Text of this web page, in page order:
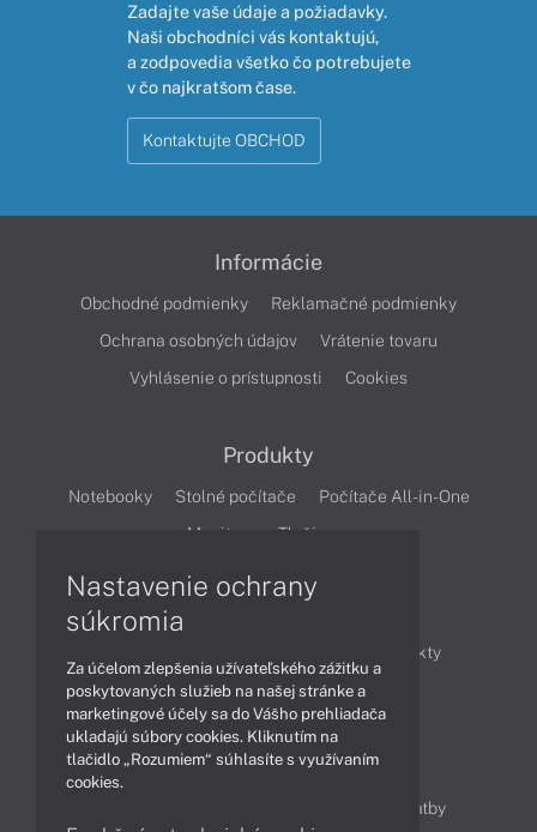
Zadajte vaše údaje a požiadavky.
Naši obchodníci vás kontaktujú,
a zodpovedia všetko čo potrebujete
v čo najkratšom čase.
Kontaktujte OBCHOD
Informácie
Obchodné podmienky
Reklamačné podmienky
Ochrana osobných údajov
Vrátenie tovaru
Vyhlásenie o prístupnosti
Cookies
Produkty
Notebooky Stolné počítače
Počítače All-in-One
Monitory
Tlačiarne
Produkty
Technológie
Videá
Obsah
Možnosti doručenia a platby
Nastavenie ochrany
súkromia
Za účelom zlepšenia užívateľského zážitku a
poskytovaných služieb na našej stránke a
marketingové účely sa do Vášho prehliadača
ukladajú súbory cookies. Kliknutím na
tlačidlo „Rozumiem“ súhlasíte s využívaním
cookies.